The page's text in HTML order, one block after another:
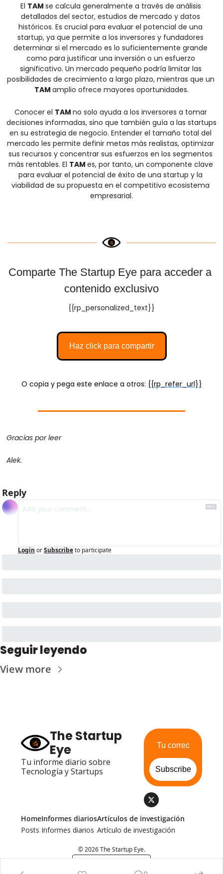
El TAM se calcula generalmente a través de análisis
detallados del sector, estudios de mercado y datos
históricos. Es crucial para evaluar el potencial de una
startup, ya que permite a los inversores y fundadores
determinar si el mercado es lo suficientemente grande
como para justificar una inversión o un esfuerzo
significativo. Un mercado pequeño podría limitar las
TAM amplio ofrece mayores oportunidades.
Conocer el TAM no solo ayuda a los inversores a tomar
decisiones informadas, sino que también guía a las startups
en su estrategia de negocio. Entender el tamaño total del
mercado les permite definir metas más realistas, optimizar
sus recursos y concentrar sus esfuerzos en los segmentos
más rentables. El TAM es, por tanto, un componente clave
para evaluar el potencial de éxito de una startup y la
viabilidad de su propuesta en el competitivo ecosistema
empresarial.
Comparte The Startup Eye para acceder a
contenido exclusivo
{{rp_personalized_text}}
Haz click para compartir
O copia y pega este enlace a otros: {{rp_refer_url}}
Gracias por leer
Alek.
Reply
Login orSubscribeto participate
Seguir leyendo
View more
The Startup
Eye
Tu informe diario sobre
Tecnología y Startups
Subscribe
Home
Posts
Informes diarios
Informes diarios
Artículos de investigación
Artículo de investigación
© 2026 The Startup Eye.